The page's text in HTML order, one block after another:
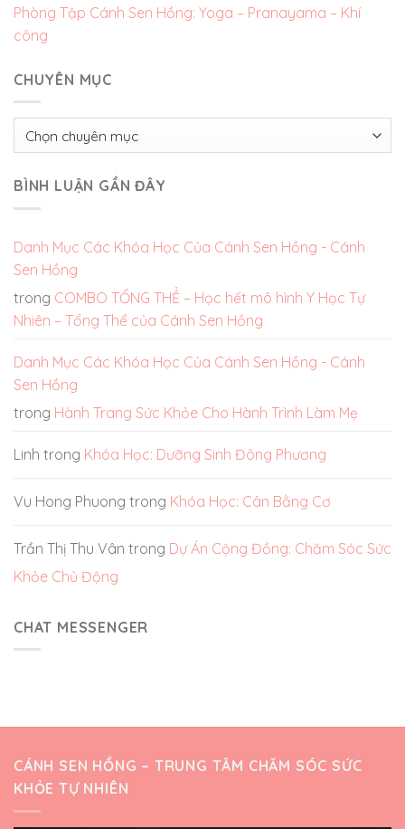
Phòng Tập Cánh Sen Hồng: Yoga – Pranayama – Khí
công
CHUYÊN MỤC
BÌNH LUẬN GẦN ĐÂY
Danh Mục Các Khóa Học Của Cánh Sen Hồng - Cánh
Sen Hồng
trong COMBO TỔNG THỂ – Học hết mô hình Y Học Tự
Nhiên – Tổng Thể của Cánh Sen Hồng
Danh Mục Các Khóa Học Của Cánh Sen Hồng - Cánh
Sen Hồng
trong Hành Trang Sức Khỏe Cho Hành Trình Làm Mẹ
Linh trong Khóa Học: Dưỡng Sinh Đông Phương
Vu Hong Phuong trong Khóa Học: Cân Bằng Cơ
Trần Thị Thu Vân trong Dự Án Cộng Đồng: Chăm Sóc Sức
Khỏe Chủ Động
CHAT MESSENGER
CÁNH SEN HỒNG – TRUNG TÂM CHĂM SÓC SỨC
KHỎE TỰ NHIÊN